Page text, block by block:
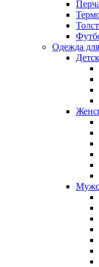
Одежда